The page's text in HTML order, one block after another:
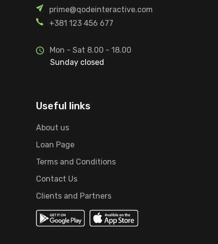
prime@qodeinteractive.com
+381 123 456 677
Mon - Sat 8.00 - 18.00
Sunday closed
Useful links
About us
Loan Page
Terms and Conditions
Contact Us
Clients and Partners